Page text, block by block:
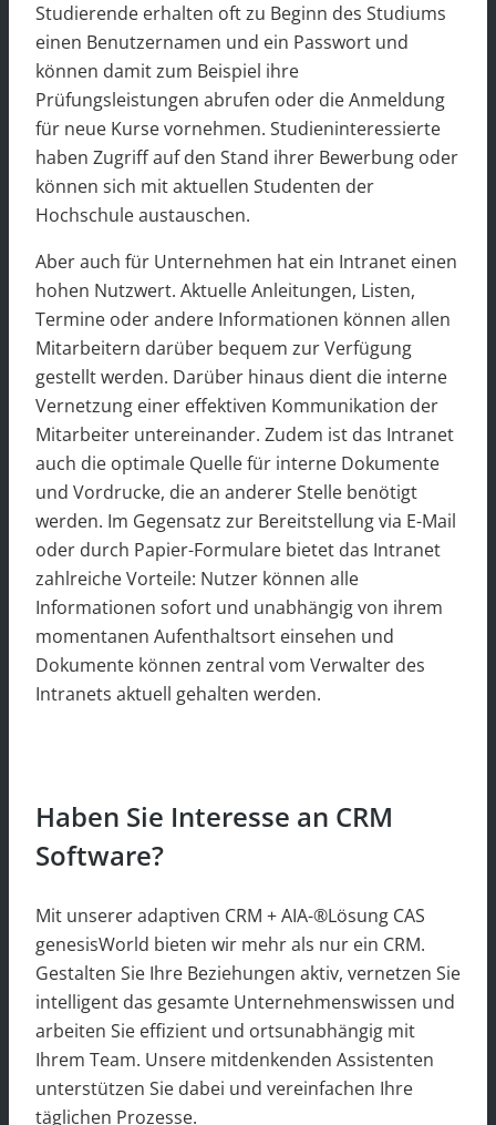
Studierende erhalten oft zu Beginn des Studiums
einen Benutzernamen und ein Passwort und
können damit zum Beispiel ihre
Prüfungsleistungen abrufen oder die Anmeldung
für neue Kurse vornehmen. Studieninteressierte
haben Zugriff auf den Stand ihrer Bewerbung oder
können sich mit aktuellen Studenten der
Hochschule austauschen.
Aber auch für Unternehmen hat ein Intranet einen
hohen Nutzwert. Aktuelle Anleitungen, Listen,
Termine oder andere Informationen können allen
Mitarbeitern darüber bequem zur Verfügung
gestellt werden. Darüber hinaus dient die interne
Vernetzung einer effektiven Kommunikation der
Mitarbeiter untereinander. Zudem ist das Intranet
auch die optimale Quelle für interne Dokumente
und Vordrucke, die an anderer Stelle benötigt
werden. Im Gegensatz zur Bereitstellung via E-Mail
oder durch Papier-Formulare bietet das Intranet
zahlreiche Vorteile: Nutzer können alle
Informationen sofort und unabhängig von ihrem
momentanen Aufenthaltsort einsehen und
Dokumente können zentral vom Verwalter des
Intranets aktuell gehalten werden.
Haben Sie Interesse an CRM
Software?
Mit unserer adaptiven CRM + AIA-®Lösung CAS
genesisWorld bieten wir mehr als nur ein CRM.
Gestalten Sie Ihre Beziehungen aktiv, vernetzen Sie
intelligent das gesamte Unternehmenswissen und
arbeiten Sie effizient und ortsunabhängig mit
Ihrem Team. Unsere mitdenkenden Assistenten
unterstützen Sie dabei und vereinfachen Ihre
täglichen Prozesse.